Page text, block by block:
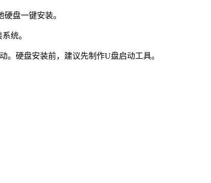
盘一键安装。
统。
硬盘安装前，建议先制作U盘启动工具。